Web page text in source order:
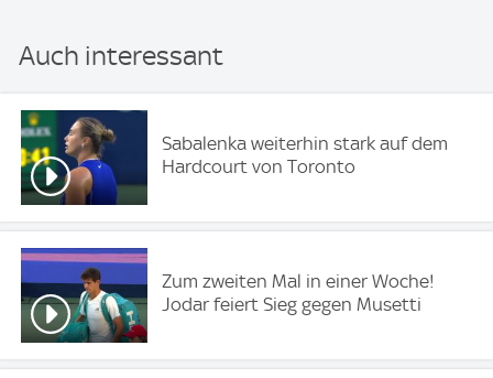
Auch interessant
Sabalenka weiterhin stark auf dem
Hardcourt von Toronto
Zum zweiten Mal in einer Woche!
Jodar feiert Sieg gegen Musetti